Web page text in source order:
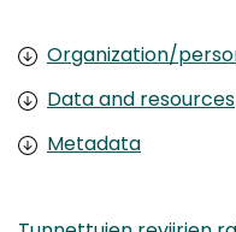
Organization/
Data and resources
Metadata